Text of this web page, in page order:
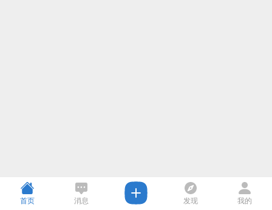
首页 消息 发现 我的